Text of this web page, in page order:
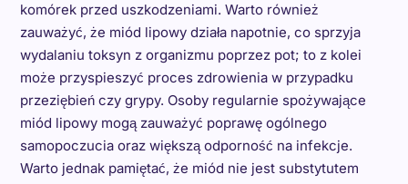
komórek przed uszkodzeniami. Warto również
zauważyć, że miód lipowy działa napotnie, co sprzyja
wydalaniu toksyn z organizmu poprzez pot; to z kolei
może przyspieszyć proces zdrowienia w przypadku
przeziębień czy grypy. Osoby regularnie spożywające
miód lipowy mogą zauważyć poprawę ogólnego
samopoczucia oraz większą odporność na infekcje.
Warto jednak pamiętać, że miód nie jest substytutem